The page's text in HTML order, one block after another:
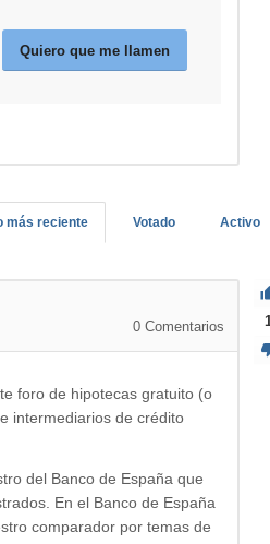
Quiero que me llamen
Activo
Votado
más reciente
0 Comentarios
foro de hipotecas gratuito (o
intermediarios de crédito
del Banco de España que
En el Banco de España
comparador por temas de